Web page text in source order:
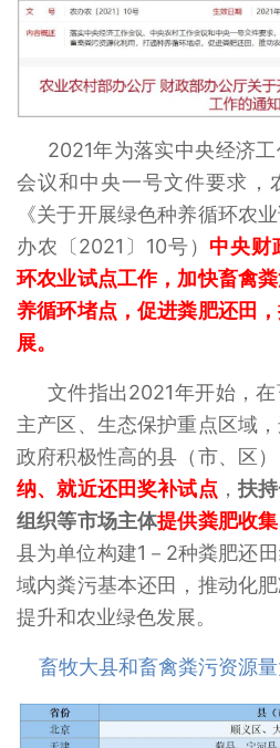
2021年为落实中央经济
会议和中央一号文件要求，
《关于开展绿色种养循环农
办农〔2021〕10号） 中央财
环农业试点工作，加快畜禽
养循环堵点，促进粪肥还田
展。
文件指出2021年开始，
主产区、生态保护重点区域
政府积极性高的县（市、区）
纳、就近还田奖补试点 ，扶
组织等市场主体提供粪肥收
县为单位构建1－2种粪肥还
域内粪污基本还田，推动化
提升和农业绿色发展。
畜牧大县和畜禽粪污资源